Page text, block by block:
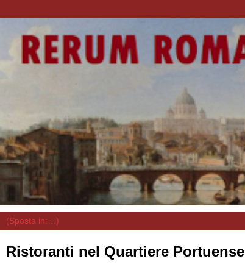
Ristoranti nel Quartiere Portuense